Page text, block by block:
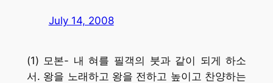
July 14, 2008
(1) 모본- 내 혀를 필객의 붓과 같이 되게 하소
서. 왕을 노래하고 왕을 전하고 높이고 찬양하는